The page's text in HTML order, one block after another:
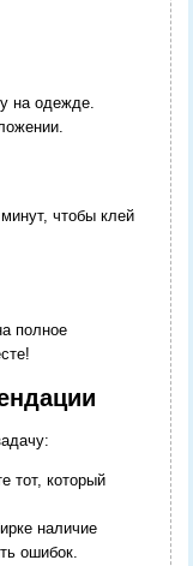
на одежде.
чтобы клей
полное
тот, который
наличие
ошибок.